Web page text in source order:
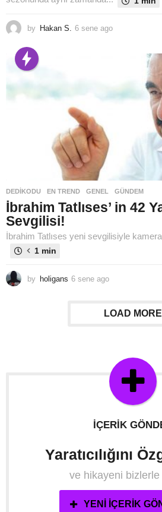
by Hakan S. 6 sene ago
DEDIKODU ,EN TREND ,GENEL ,GÜNDEM
İbrahim Tatlıses’ in 42
Sevgilisi!
İbrahim Tatlıses yeni sevgilisiyle
1 min
by holigans 6 sene ago
n
LOAD MORE
İÇERIK
Yaratıcılığını
ve hikayeni bizlerle
YENI İÇERIK